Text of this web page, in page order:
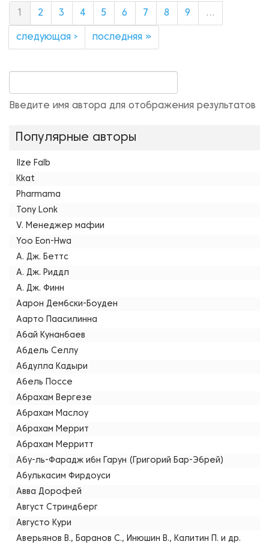
2 3 4 5 6 7 8 9 …
следующая › последняя »
Введите имя автора для отображения результатов
Популярные авторы
Ilze Falb
Kkat
Pharmama
Tony Lonk
V. Менеджер мафии
Yoo Eon-Hwa
А. Дж. Беттс
А. Дж. Риддл
А. Дж. Финн
Аарон Дембски-Боуден
Аарто Паасилинна
Абай Кунанбаев
Абдель Селлу
Абдулла Кадыри
Абель Поссе
Абрахам Вергезе
Абрахам Маслоу
Абрахам Меррит
Абрахам Мерритт
Абу-ль-Фарадж ибн Гарун (Григорий Бар-Эбрей)
Абулькасим Фирдоуси
Авва Дорофей
Август Стриндберг
Августо Кури
Аверьянов В., Баранов С., Инюшин В., Калитин П. и др.